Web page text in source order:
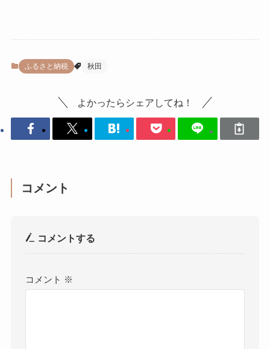
ふるさと納税 秋田
よかったらシェアしてね！
コメント
コメントする
コメント ※